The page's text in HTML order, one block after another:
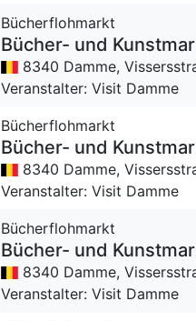
Bücherflohmarkt
Bücher- und
8340 Damme,
Veranstalter: Visit Damme
Bücherflohmarkt
Bücher- und
8340 Damme,
Veranstalter: Visit Damme
Bücherflohmarkt
Bücher- und
8340 Damme,
Veranstalter: Visit Damme